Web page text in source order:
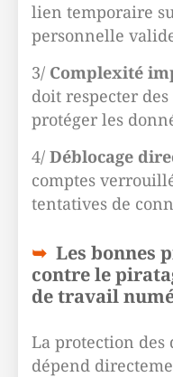
lien temporaire
personnelle
3/ Complexité
doit respecter
protéger les
4/ Déblocage
comptes
tentatives de
Les bonnes
contre le
de travail
La protection
dépend